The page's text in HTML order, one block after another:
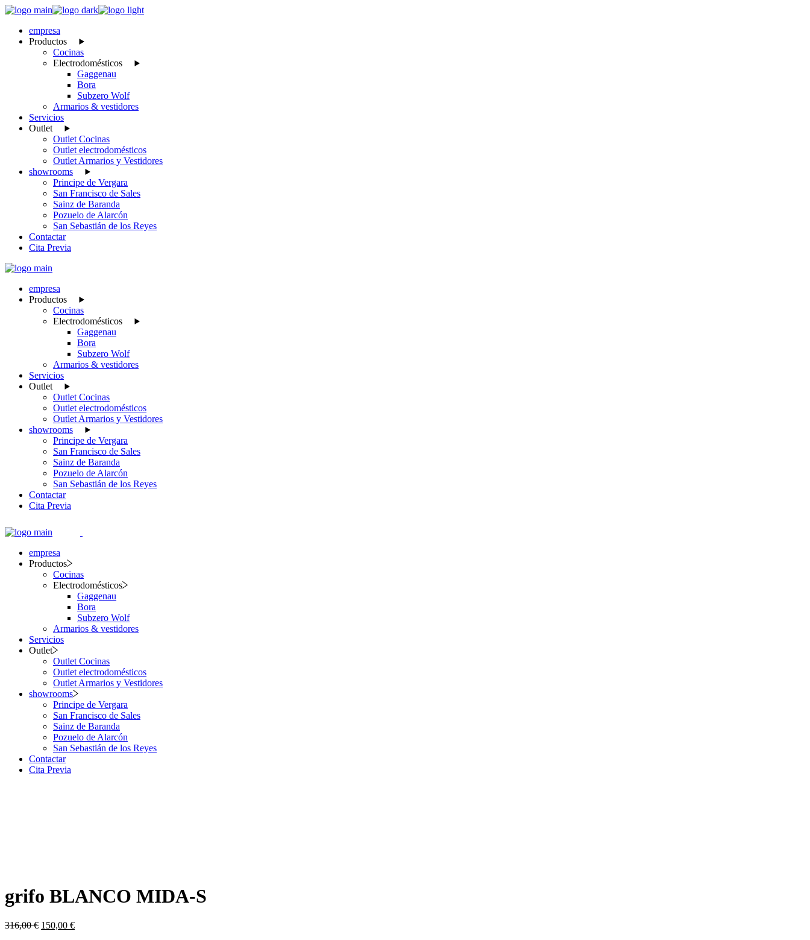
Skip
content
empresa
Productos
Cocinas
Electrodomésticos
Gaggenau
Bora
Subzero Wolf
Armarios & vestidores
Servicios
Outlet
Outlet Cocinas
Outlet electrodomésticos
Outlet Armarios y Vestidores
showrooms
Principe de Vergara
San Francisco de Sales
Sainz de Baranda
Pozuelo de Alarcón
San Sebastián de los Reyes
Contactar
Cita Previa
empresa
Productos
Cocinas
Electrodomésticos
Gaggenau
Bora
Subzero Wolf
Armarios & vestidores
Servicios
Outlet
Outlet Cocinas
Outlet electrodomésticos
Outlet Armarios y Vestidores
showrooms
Principe de Vergara
San Francisco de Sales
Sainz de Baranda
Pozuelo de Alarcón
San Sebastián de los Reyes
Contactar
Cita Previa
empresa
Productos
Cocinas
Electrodomésticos
Gaggenau
Bora
Subzero Wolf
Armarios & vestidores
Servicios
Outlet
Outlet Cocinas
Outlet electrodomésticos
Outlet Armarios y Vestidores
showrooms
Principe de Vergara
San Francisco de Sales
Sainz de Baranda
Pozuelo de Alarcón
San Sebastián de los Reyes
Contactar
Cita Previa
grifo BLANCO MIDA-S
316,00€ Original
150,00 €Current